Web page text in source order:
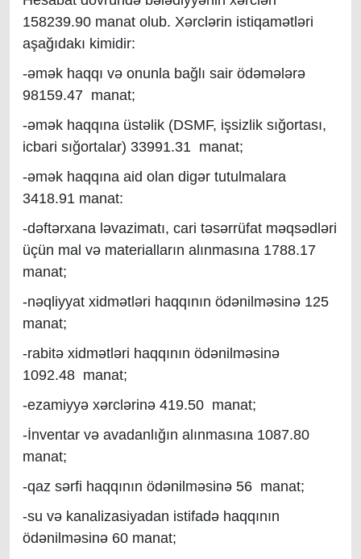
158239.90 manat olub. Xərclərin istiqamətləri
aşağıdakı kimidir:
-əmək haqqı və onunla bağlı sair ödəmələrə
98159.47 manat;
-əmək haqqına üstəlik (DSMF, işsizlik sığortası,
icbari sığortalar) 33991.31 manat;
-əmək haqqına aid olan digər tutulmalara
3418.91 manat:
-dəftərxana ləvazimatı, cari təsərrüfat məqsədləri
üçün mal və materialların alınmasına 1788.17
manat;
-nəqliyyat xidmətləri haqqının ödənilməsinə 125
manat;
-rabitə xidmətləri haqqının ödənilməsinə
1092.48 manat;
-ezamiyyə xərclərinə 419.50 manat;
-İnventar və avadanlığın alınmasına 1087.80
manat;
-qaz sərfi haqqının ödənilməsinə 56 manat;
-su və kanalizasiyadan istifadə haqqının
ödənilməsinə 60 manat;